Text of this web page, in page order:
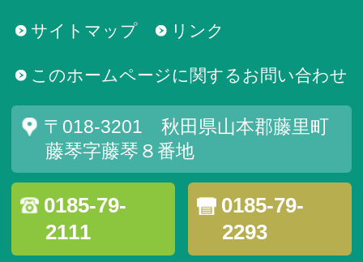
サイトマップ リンク
このホームページに関するお問い合わせ
〒018-3201 秋田県山本郡藤里町
藤琴字藤琴８番地
0185-79-
2111
0185-79-
2293